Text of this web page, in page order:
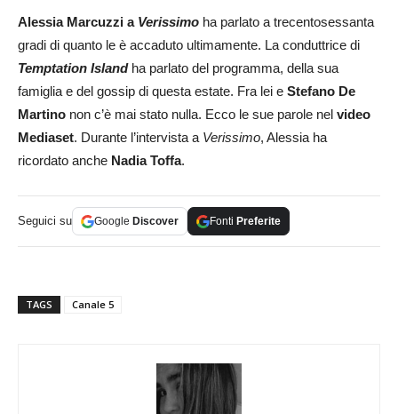
Alessia Marcuzzi a Verissimo ha parlato a trecentosessanta
gradi di quanto le è accaduto ultimamente. La conduttrice di
Temptation Islandha parlato del programma, della sua
famiglia e del gossip di questa estate. Fra lei e Stefano De
Martino non c’è mai stato nulla. Ecco le sue parole nel video
Mediaset. Durante l’intervista a Verissimo, Alessia ha
ricordato anche Nadia Toffa.
Seguici su Google Discover Fonti Preferite
TAGS Canale 5